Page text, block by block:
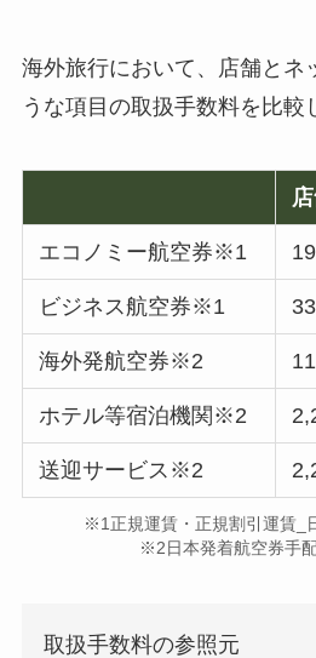
海外旅行において、店舗とネ
うな項目の取扱手数料を比較
エコノミー航空券※1
ビジネス航空券※1
海外発航空券※2
ホテル等宿泊機関※2
送迎サービス※2
※1正規運賃・正規割引運賃_
※2日本発着航空券手
取扱手数料の参照元